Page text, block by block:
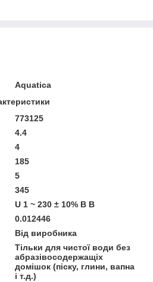
Aquatica
773125
4.4
4
185
5
345
U 1 ~ 230 ± 10% В В
0.012446
Від виробника
Тільки для чистої води без
абразівосодержащіх
домішок (піску, глини, вапна
і т.д.)